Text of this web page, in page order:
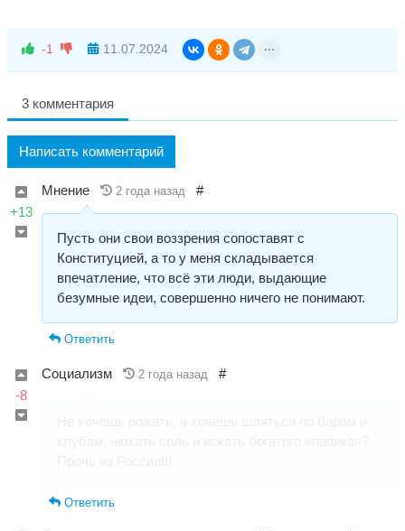
-1 11.07.2024
3 комментария
Написать комментарий
+13
Мнение 2 года назад #
Пусть они свои воззрения сопоставят с
Конституцией, а то у меня складывается
впечатление, что всё эти люди, выдающие
безумные идеи, совершенно ничего не понимают.
Ответить
-8
Социализм 2 года назад #
Ответить